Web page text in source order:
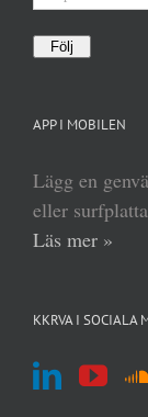
postadress
Följ
APP I MOBILEN
Lägg en
eller
Läs mer »
KKRVA I SOCIALA